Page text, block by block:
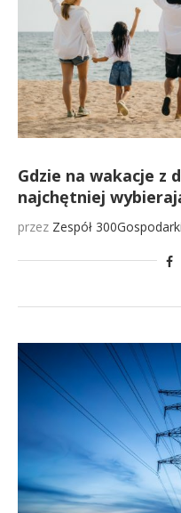
Gdzie na wakacje z
najchętniej
przez Zespół 300Gospodarki